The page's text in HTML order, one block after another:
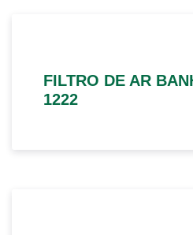
FILTRO DE AR
1222